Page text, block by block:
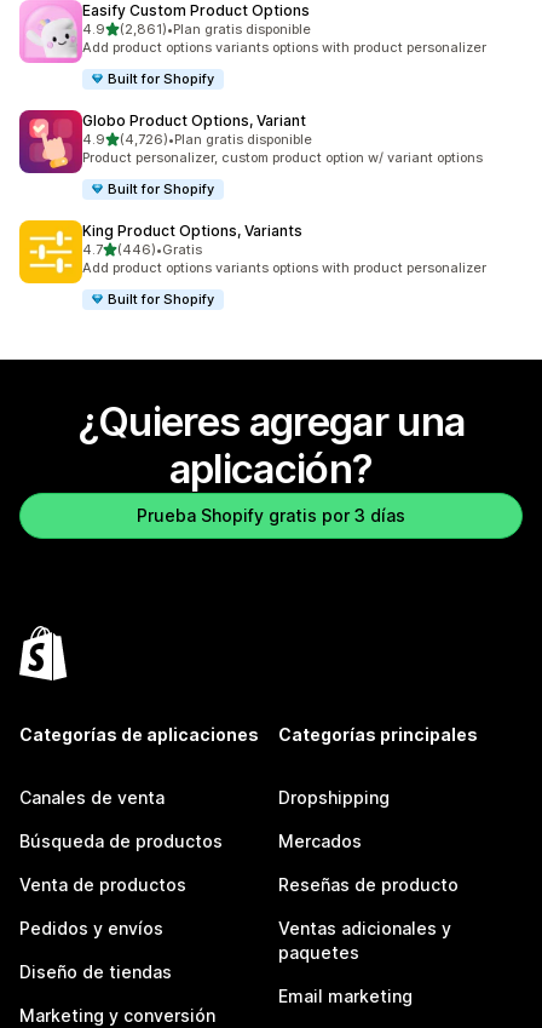
Easify Custom Product Options
4.9de 5 estrellas
(2,861)
2861 reseñas en total
•Plan gratis disponible
Add product options variants options with product personalizer
Built for Shopify
Globo Product Options, Variant
4.9de 5 estrellas
(4,726)
4726 reseñas en total
•Plan gratis disponible
Product personalizer, custom product option w/ variant options
Built for Shopify
King Product Options, Variants
4.7de 5 estrellas
(446)
446 reseñas en total
•Gratis
Add product options variants options with product personalizer
Built for Shopify
¿Quieres agregar una
aplicación?
Prueba Shopify gratis por 3 días
Categorías de aplicaciones
Canales de venta
Búsqueda de productos
Venta de productos
Pedidos y envíos
Diseño de tiendas
Marketing y conversión
Categorías principales
Dropshipping
Mercados
Reseñas de producto
Ventas adicionales y
paquetes
Email marketing